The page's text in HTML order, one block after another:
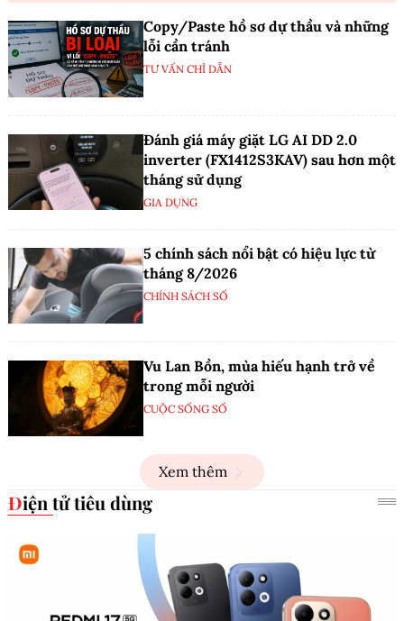
Copy/Paste hồ sơ dự thầu và những
lỗi cần tránh
TƯ VẤN CHỈ DẪN
Đánh giá máy giặt LG AI DD 2.0
inverter (FX1412S3KAV) sau hơn một
tháng sử dụng
GIA DỤNG
5 chính sách nổi bật có hiệu lực từ
tháng 8/2026
CHÍNH SÁCH SỐ
Vu Lan Bồn, mùa hiếu hạnh trở về
trong mỗi người
CUỘC SỐNG SỐ
Xem thêm
Điện tử tiêu dùng